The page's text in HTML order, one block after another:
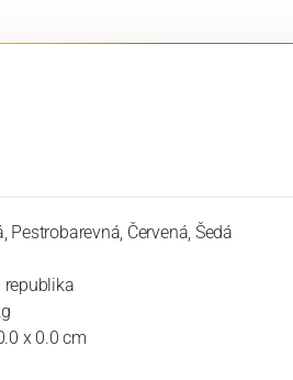
Pestrobarevná, Červená, Šedá
republika
x 0.0 cm